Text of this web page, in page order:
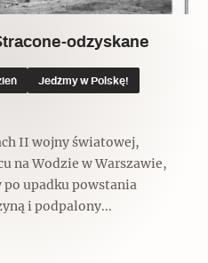
odzyskane
Jedźmy w Polskę!
II wojny światowej,
na Wodzie w Warszawie,
po upadku powstania
i podpalony...